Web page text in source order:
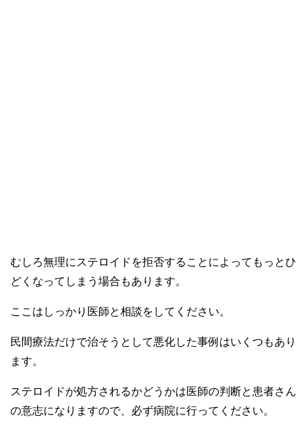
むしろ無理にステロイドを拒否することによってもっとひ
どくなってしまう場合もあります。
ここはしっかり医師と相談をしてください。
民間療法だけで治そうとして悪化した事例はいくつもあり
ます。
ステロイドが処方されるかどうかは医師の判断と患者さん
の意志になりますので、必ず病院に行ってください。